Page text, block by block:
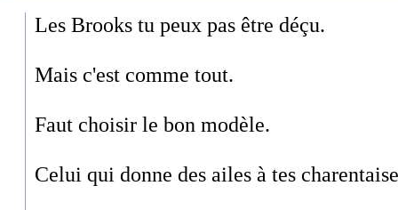
Les Brooks tu peux pas être déçu.
Mais c'est comme tout.
Faut choisir le bon modèle.
Celui qui donne des ailes à tes